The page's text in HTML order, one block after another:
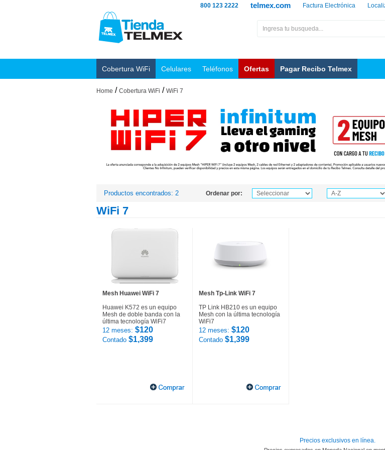
Factura Electrónica
telmex.com
800 123 2222
Cobertura WiFi Celulares Teléfonos Ofertas Pagar Recibo Telmex
Home / Cobertura WiFi / WiFi 7
Productos encontrados: 2 Ordenar por:
WiFi 7
Mesh Huawei WiFi 7
Huawei K572 es un equipo
Mesh de doble banda con la
última tecnología WiFi7
12 meses: $120
Contado $1,399
Mesh Tp-Link WiFi 7
TP Link HB210 es un equipo
Mesh con la última tecnología
WiFi7
12 meses: $120
Contado $1,399
Precios exclusivos en línea.